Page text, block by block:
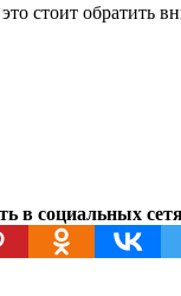
стоит
в социальных